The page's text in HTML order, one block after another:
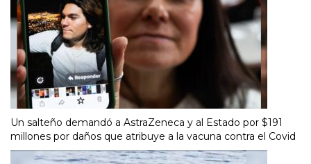
Un salteño demandó a AstraZeneca y al Estado por $191
millones por daños que atribuye a la vacuna contra el Covid